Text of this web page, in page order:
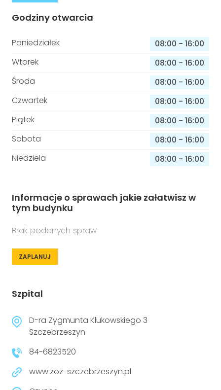
Godziny otwarcia
Poniedziałek 08:00 - 16:00
Wtorek
08:00 - 16:00
Środa
08:00 - 16:00
Czwartek
08:00 - 16:00
Piątek
08:00 - 16:00
Sobota
08:00 - 16:00
Niedziela
08:00 - 16:00
Informacje o sprawach jakie załatwisz w
tym budynku
Brak podanych spraw
ZAPLANUJ
Szpital
D-ra Zygmunta Klukowskiego 3
Szczebrzeszyn
84-6823520
www.zoz-szczebrzeszyn.pl